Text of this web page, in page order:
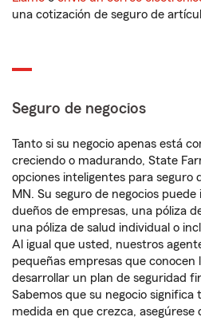
una cotización de seguro de
Seguro de negocios
Tanto si su negocio apenas está
creciendo o madurando, State
opciones inteligentes para seguro
MN. Su seguro de negocios puede
dueños de empresas, una póliza
una póliza de salud individual o
Al igual que usted, nuestros
pequeñas empresas que conocen
desarrollar un plan de seguridad
Sabemos que su negocio significa
medida en que crezca,